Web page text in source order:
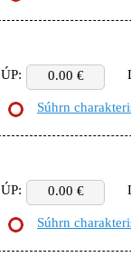
ÚP: 0.00 €
Súhrn
ÚP: 0.00 €
Súhrn